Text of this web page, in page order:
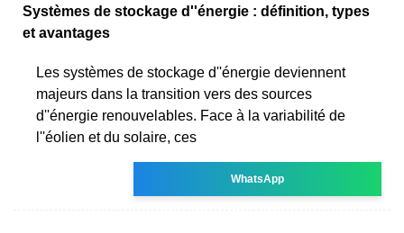
Systèmes de stockage d''énergie : définition, types
et avantages
Les systèmes de stockage d''énergie deviennent
majeurs dans la transition vers des sources
d''énergie renouvelables. Face à la variabilité de
l''éolien et du solaire, ces
WhatsApp